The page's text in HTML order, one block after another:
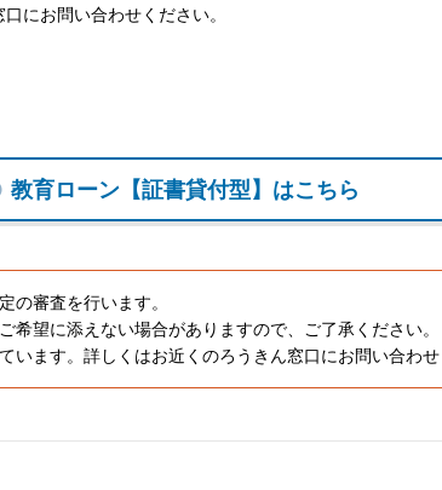
にお問い合わせください。
教育ローン【証書貸付型】はこちら
の審査を行います。
希望に添えない場合がありますので、ご了承ください。
います。詳しくはお近くのろうきん窓口にお問い合わせ